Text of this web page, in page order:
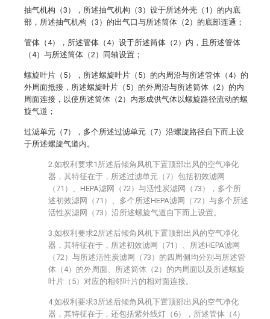
抽气机构（3），所述抽气机构（3）设于所述外壳（1）的内底
部，所述抽气机构（3）的出气口与所述筒体（2）的底部连通；
管体（4），所述管体（4）设于所述筒体（2）内，且所述管体
（4）与所述筒体（2）同轴设置；
螺旋叶片（5），所述螺旋叶片（5）的内周沿与所述管体（4）的
外周面抵接，所述螺旋叶片（5）的外周沿与所述筒体（2）的内
周面连接，以使所述筒体（2）内形成供气体以螺旋路径流动的螺
旋气道；
过滤单元（7），多个所述过滤单元（7）沿螺旋路径自下而上设
于所述螺旋气道内。
2.如权利要求1所述后倾角风机下置顶部出风的空气净化
器，其特征在于，所述过滤单元（7）包括初效滤网
（71）、HEPA滤网（72）与活性炭滤网（73），多个所
述初效滤网（71）、多个所述HEPA滤网（72）与多个所述
活性炭滤网（73）沿所述螺旋气道自下而上设置。
3.如权利要求2所述后倾角风机下置顶部出风的空气净化
器，其特征在于，所述初效滤网（71）、所述HEPA滤网
（72）与所述活性炭滤网（73）的四周侧均分别与所述管
体（4）的外周面、所述筒体（2）的内周面以及所述螺旋
叶片（5）对应的相邻叶片的相对面连接。
4.如权利要求3所述后倾角风机下置顶部出风的空气净化
器，其特征在于，还包括紫外线灯（6），所述管体（4）